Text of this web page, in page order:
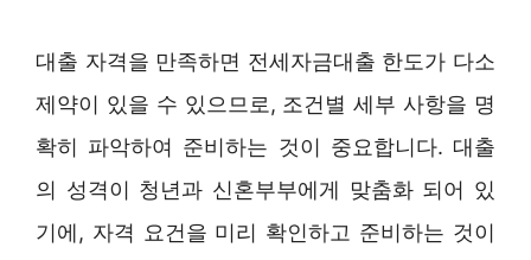
대출 자격을 만족하면 전세자금대출 한도가 다소
제약이 있을 수 있으므로, 조건별 세부 사항을 명
확히 파악하여 준비하는 것이 중요합니다. 대출
의 성격이 청년과 신혼부부에게 맞춤화 되어 있
기에, 자격 요건을 미리 확인하고 준비하는 것이